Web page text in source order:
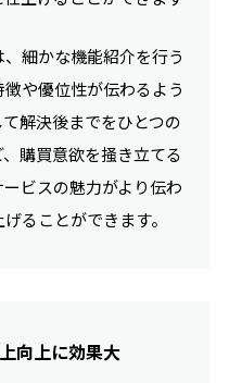
細かな機能紹介を行う
や優位性が伝わるよう
解決後までをひとつの
購買意欲を掻き立てる
ビスの魅力がより伝わ
ることができます。
向上に効果大